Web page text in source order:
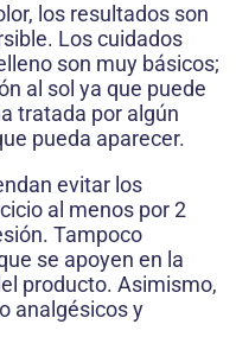
los resultados son
Los cuidados
son muy básicos;
al sol ya que puede
tratada por algún
pueda aparecer.
evitar los
al menos por 2
Tampoco
se apoyen en la
producto. Asimismo,
analgésicos y